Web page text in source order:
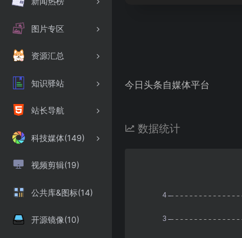
图片专区
资源汇总
知识驿站
站长导航
科技媒体(149)
视频剪辑(19)
公共库&图标(14)
开源镜像(10)
今日头条自媒体平台
数据统计